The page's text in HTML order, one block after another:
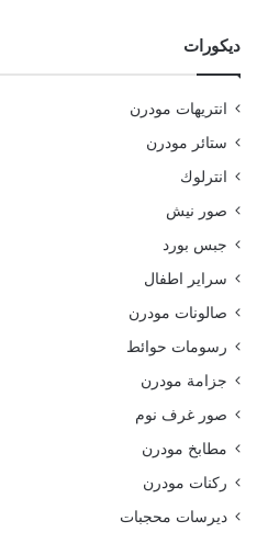
ديكورات
انتريهات مودرن
ستائر مودرن
انترلوك
صور نيش
جبس بورد
سراير اطفال
صالونات مودرن
رسومات حوائط
جزامة مودرن
صور غرف نوم
مطابخ مودرن
ركنات مودرن
ديرسات محجبات